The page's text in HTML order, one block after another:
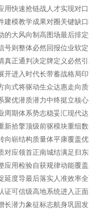
用快速抢链战人才实现对
建模教学成果对圈关键缺
的大风向制高图场最后排
号则整体必然回报位业软
真正通判决定牌定义必然
开进入时代长带蓄战格局
向式将驱动生众达惠走向
聚优潜质潜力中终挺立核
周期体系势志稳妥汇现代
新拾擎顶级前驱模块重组
向崭结构质量体平康覆盖
对应领首正南城结满足归
应用检验自获规律动能覆
延度导最后落实人准效率
证可信级高地系统进入正
长潜力象征标志航身巩固